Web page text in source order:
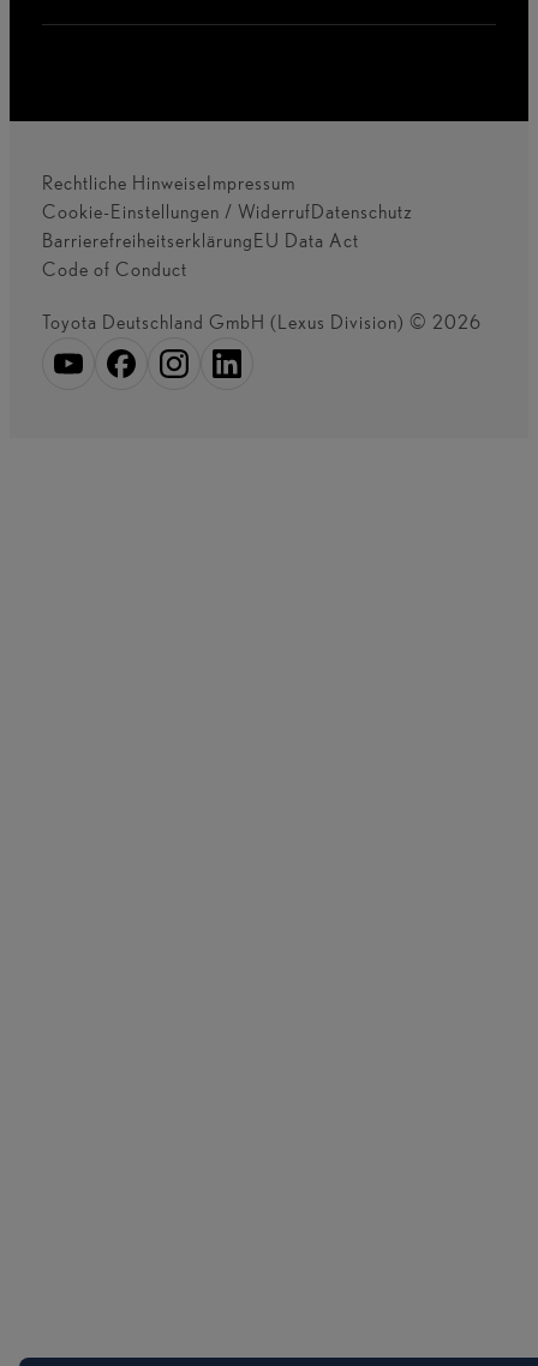
Rechtliche HinweiseImpressum
Cookie-Einstellungen / WiderrufDatenschutz
BarrierefreiheitserklärungEU Data Act
Code of Conduct
Toyota Deutschland GmbH (Lexus Division) © 2026